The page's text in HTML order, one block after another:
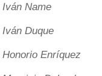
Iván Name
Iván Duque
Honorio Enríquez